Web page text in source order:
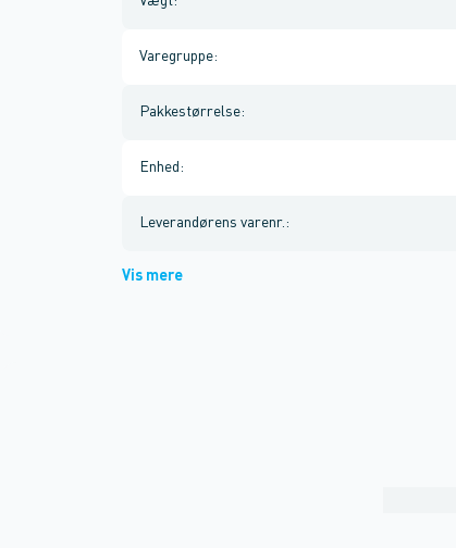
Varegruppe:
Pakkestørrelse:
Enhed :
Leverandørens varenr. :
Vis mere